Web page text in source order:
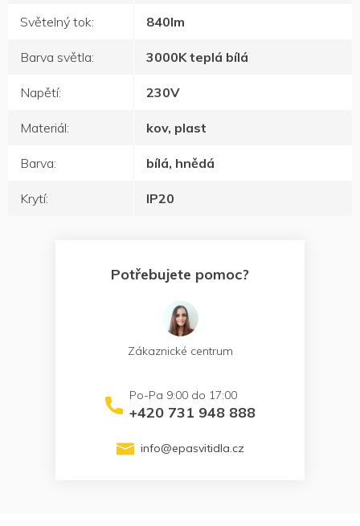
Světelný tok: 840lm
Barva světla: 3000K teplá bílá
Napětí: 230V
Materiál: kov, plast
Barva: bílá, hnědá
Krytí: IP20
Potřebujete pomoc?
Zákaznické centrum
+420 731 948 888
info@epasvitidla.cz